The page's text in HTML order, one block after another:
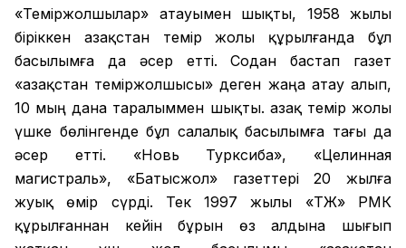
«Теміржолшылар» атауымен шықты, 1958 жылы
біріккен Қазақстан темір жолы құрылғанда бұл
басылымға да әсер етті. Содан бастап газет
«Қазақстан теміржолшысы» деген жаңа атау алып,
10 мың дана таралыммен шықты. Қазақ темір жолы
үшке бөлінгенде бұл салалық басылымға тағы да
әсер етті. «Новь Турксиба», «Целинная
магистраль», «Батысжол» газеттері 20 жылға
жуық өмір сүрді. Тек 1997 жылы «ҚТЖ» РМК
құрылғаннан кейін бұрын өз алдына шығып